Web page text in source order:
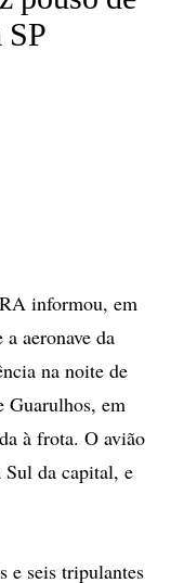
SP
informou, em
aeronave da
na noite de
Guarulhos, em
à frota. O avião
Sul da capital, e
e seis tripulantes